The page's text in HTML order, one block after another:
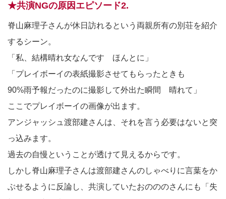
★共演NGの原因エピソード2.
脊山麻理子さんが休日訪れるという両親所有の別荘を紹介
するシーン。
「私、結構晴れ女なんです ほんとに」
「プレイボーイの表紙撮影させてもらったときも
90%雨予報だったのに撮影して外出た瞬間 晴れて」
ここでプレイボーイの画像が出ます。
アンジャッシュ渡部建さんは、それを言う必要はないと突
っ込みます。
過去の自慢ということが透けて見えるからです。
しかし脊山麻理子さんは渡部建さんのしゃべりに言葉をか
ぶせるように反論し、共演していたおのののさんにも「失